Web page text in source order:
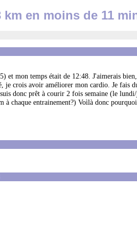
km en moins de 11
et mon temps était de 12:48. J'aimerais
je crois avoir améliorer mon cardio. Je fais
donc prêt à courir 2 fois semaine (le
à chaque entrainement?) Voìlà donc